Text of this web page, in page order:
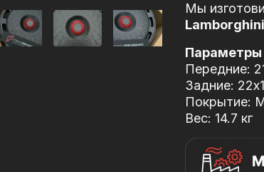
Мы
Параметры
Передние:
Задние:
Покрытие:
Вес: 14.7 кг